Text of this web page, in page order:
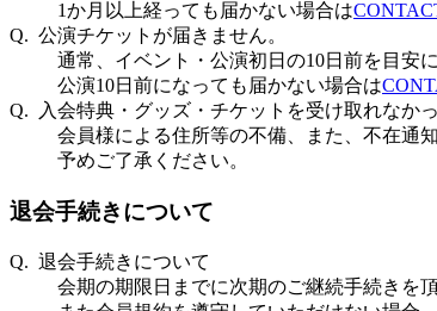
1か月以上経っても届かない場合は
Q. 公演チケットが届きません。
通常、イベント・公演初日の10日前を目安
公演10日前になっても届かない場合は
Q. 入会特典・グッズ・チケットを受け取れなか
会員様による住所等の不備、また、不在通
予めご了承ください。
退会手続きについて
Q. 退会手続きについて
会期の期限日までに次期のご継続手続きを